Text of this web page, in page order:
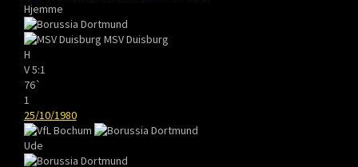
Hjemme
MSV Duisburg
H
V5:1
76`
1
25/10/1980
Ude